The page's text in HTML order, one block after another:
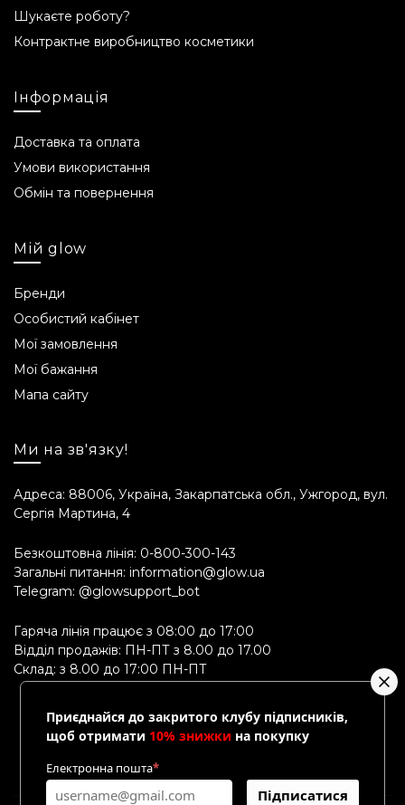
Шукаєте роботу?
Контрактне виробництво косметики
Інформація
Доставка та оплата
Умови використання
Обмін та повернення
Мій glow
Бренди
Особистий кабінет
Мої замовлення
Мої бажання
Мапа сайту
Ми на зв'язку!
Адреса: 88006, Україна, Закарпатська обл., Ужгород, вул.
Сергія Мартина, 4
Безкоштовна лінія: 0-800-300-143
Загальні питання: information@glow.ua
Telegram: @glowsupport_bot
Гаряча лінія працює з 08:00 до 17:00
Відділ продажів: ПН-ПТ з 8.00 до 17.00
Склад: з 8.00 до 17:00 ПН-ПТ
Приєднайся до закритого клубу підписників,
щоб отримати 10% знижки на покупку
Електронна пошта*
Підписатися